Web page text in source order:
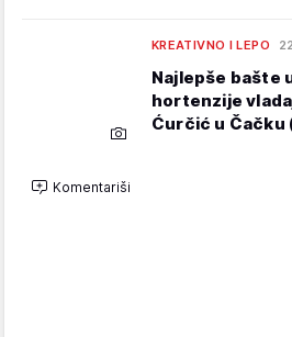
KREATIVNO I LEPO
Najlepše bašte
hortenzije
Ćurčić u Čačku
Komentariši